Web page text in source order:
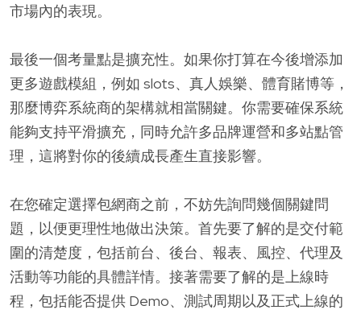
市場內的表現。
最後一個考量點是擴充性。如果你打算在今後增添加
更多遊戲模組，例如 slots、真人娛樂、體育賭博等，
那麼博弈系統商的架構就相當關鍵。你需要確保系統
能夠支持平滑擴充，同時允許多品牌運營和多站點管
理，這將對你的後續成長產生直接影響。
在您確定選擇包網商之前，不妨先詢問幾個關鍵問
題，以便更理性地做出決策。首先要了解的是交付範
圍的清楚度，包括前台、後台、報表、風控、代理及
活動等功能的具體詳情。接著需要了解的是上線時
程，包括能否提供 Demo、測試周期以及正式上線的